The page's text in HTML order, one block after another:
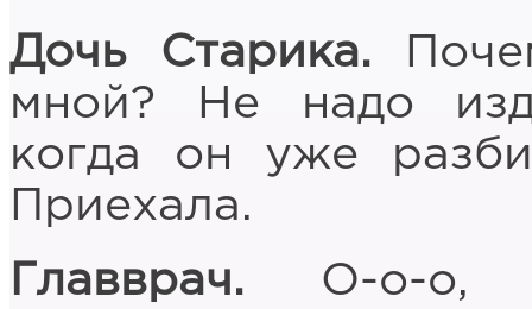
Дочь Старика.
мной? Не надо
когда он уже
Приехала.
Главврач. О-о-о,